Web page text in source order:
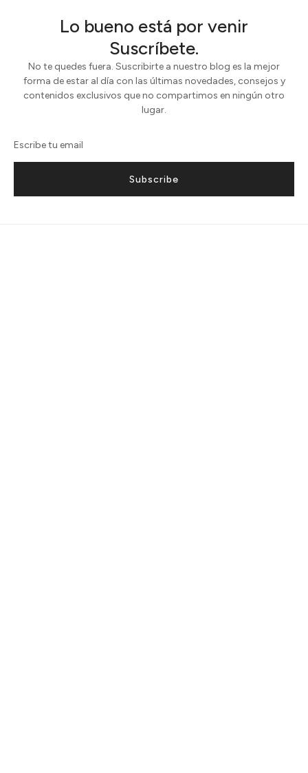
Lo bueno está por venir
Suscríbete.
No te quedes fuera. Suscribirte a nuestro blog es la mejor
forma de estar al día con las últimas novedades, consejos y
contenidos exclusivos que no compartimos en ningún otro
lugar.
Subscribe